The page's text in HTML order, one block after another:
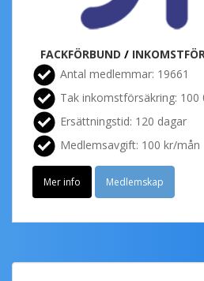
FACKFÖRBUND /
Antal medlemmar: 19661
Tak inkomstförsäkring: 100
Ersättningstid: 120 dagar
Medlemsavgift: 100 kr/mån
Mer info Medlemskap